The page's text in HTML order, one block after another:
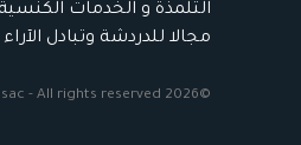
التلمذة و الخدمات
مجالا للدردشة وتبادل الآراء
©2026 Holyssac - All rights reserved